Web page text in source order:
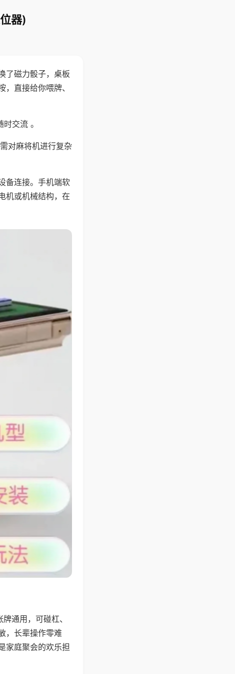
器)
了磁力骰子，桌板
直接给你喂牌、
交流 。
对麻将机进行复杂
备连接。手机端软
机或机械结构，在
通用，可碰杠、
，长辈操作零难
家庭聚会的欢乐担